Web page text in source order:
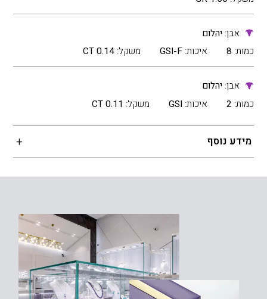
אבן:יהלום
כמות: 8 איכות: GSI-F משקל:0.14 CT
אבן:יהלום
כמות: 2 איכות: GSI משקל: 0.11 CT
מידע נוסף